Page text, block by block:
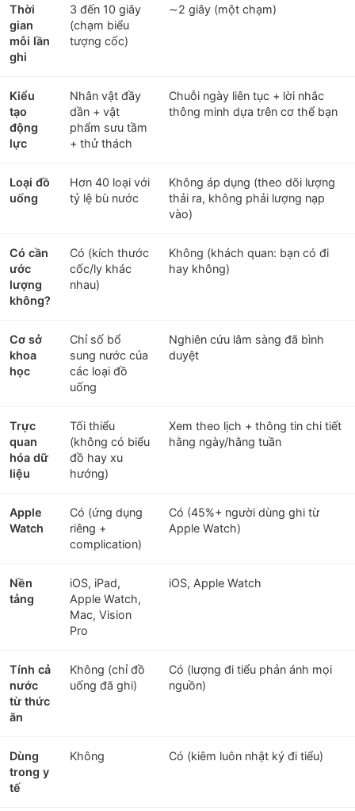
Thời
gian
mỗi lần
ghi
3 đến 10 giây
(chạm biểu
tượng cốc)
∼2 giây (một chạm)
Kiểu
tạo
động
lực
Nhân vật đầy
dần + vật
phẩm sưu tầm
+ thử thách
Chuỗi ngày liên tục + lời nhắc
thông minh dựa trên cơ thể bạn
Loại đồ
uống
Hơn 40 loại với
tỷ lệ bù nước
Không áp dụng (theo dõi lượng
thải ra, không phải lượng nạp
vào)
Có cần
ước
lượng
không?
Có (kích thước
cốc/ly khác
nhau)
Không (khách quan: bạn có đi
hay không)
Cơ sở
khoa
học
Chỉ số bổ
sung nước của
các loại đồ
uống
Nghiên cứu lâm sàng đã bình
duyệt
Trực
quan
hóa dữ
liệu
Tối thiểu
(không có biểu
đồ hay xu
hướng)
Xem theo lịch + thông tin chi tiết
hằng ngày/hằng tuần
Apple
Watch
Có (ứng dụng
riêng +
complication)
Có (45%+ người dùng ghi từ
Apple Watch)
Nền
tảng
iOS, iPad,
Apple Watch,
Mac, Vision
Pro
iOS, Apple Watch
Tính cả
nước
từ thức
ăn
Không (chỉ đồ
uống đã ghi)
Có (lượng đi tiểu phản ánh mọi
nguồn)
Dùng
trong y
tế
Không Có (kiêm luôn nhật ký đi tiểu)